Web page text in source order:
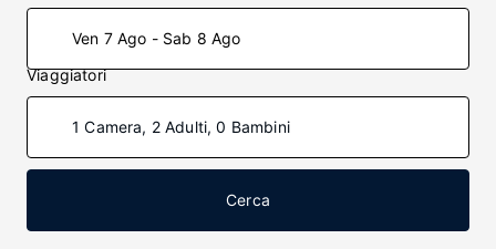
Ven 7 Ago - Sab 8 Ago
Viaggiatori
1 Camera, 2 Adulti, 0 Bambini
Cerca